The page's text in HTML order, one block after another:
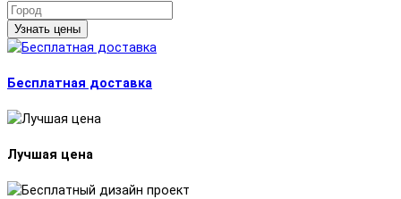
Узнать цены
Бесплатная доставка
Лучшая цена